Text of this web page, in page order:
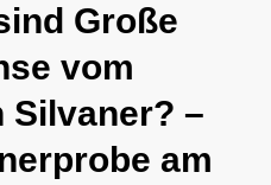
Große
vom
–
am